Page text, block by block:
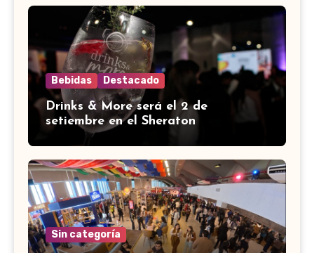
Bebidas Destacado
Drinks & More será el 2 de
setiembre en el Sheraton
Sin categoría